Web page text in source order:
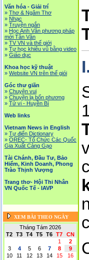
Văn hóa - Giải trí
» Thơ & Ngâm Thơ
» Nhạc
» Truyện ngắn
» Học Anh Văn phương pháp
mới Tân Văn
» TV VN và thế giới
» Tự học khiêu vũ bằng video
» Giáo dục
Khoa học kỹ thuật
» Website VN trên thế giói
Góc thư giãn
» Chuyện vui
» Chuyện lạ bốn phương
» Tử vi - Huyền Bí
Web links
Vietnam News in English
» Tự điển Dictionary
» OREC- Tố Chức Các Quốc
Gia Xuất Cảng Gạo
Tài Chánh, Đầu Tư, Bảo
Hiểm, Kinh Doanh, Phong
Trào Thịnh Vượng
Trang thơ- Hội Thi Nhân
VN Quốc Tế - IAVP
XEM BÀI THEO NGÀY
Tháng Tám 2026
T2
T3 T4 T5 T6 T7
CN
1
2
3
4 5 6 7 8
9
10
11 12 13 14 15
16